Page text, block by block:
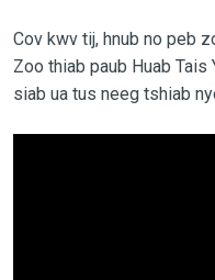
Cov kwv tij, hnub no peb
Zoo thiab paub Huab
siab ua tus neeg tshiab